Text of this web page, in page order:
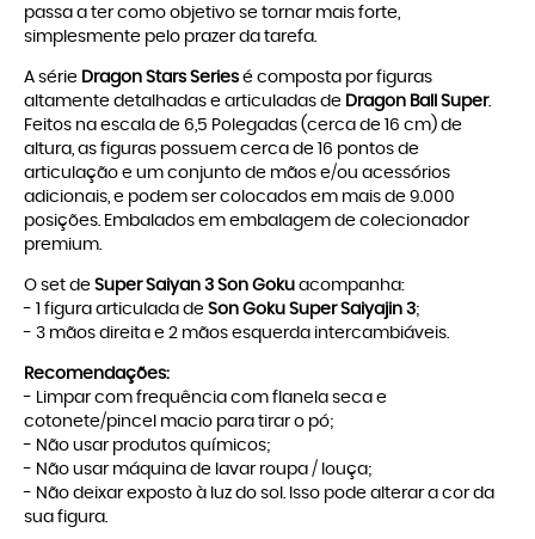
passa a ter como objetivo se tornar mais forte,
simplesmente pelo prazer da tarefa.
A série Dragon Stars Series é composta por figuras
altamente detalhadas e articuladas de Dragon Ball Super.
Feitos na escala de 6,5 Polegadas (cerca de 16 cm) de
altura, as figuras possuem cerca de 16 pontos de
articulação e um conjunto de mãos e/ou acessórios
adicionais, e podem ser colocados em mais de 9.000
posições. Embalados em embalagem de colecionador
premium.
O set de Super Saiyan 3 Son Goku acompanha:
- 1 figura articulada de Son Goku Super Saiyajin 3;
- 3 mãos direita e 2 mãos esquerda intercambiáveis.
Recomendações:
- Limpar com frequência com flanela seca e
cotonete/pincel macio para tirar o pó;
- Não usar produtos químicos;
- Não usar máquina de lavar roupa / louça;
- Não deixar exposto à luz do sol. Isso pode alterar a cor da
sua figura.